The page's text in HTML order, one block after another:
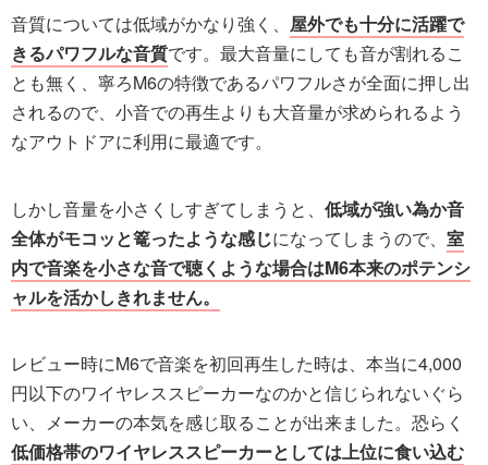
音質については低域がかなり強く、 屋外でも十分に活躍で
きるパワフルな音質です。最大音量にしても音が割れるこ
とも無く、寧ろM6の特徴であるパワフルさが全面に押し出
されるので、小音での再生よりも大音量が求められるよう
なアウトドアに利用に最適です。
しかし音量を小さくしすぎてしまうと、 低域が強い為か音
全体がモコッと篭ったような感じになってしまうので、 室
内で音楽を小さな音で聴くような場合はM6本来のポテンシ
ャルを活かしきれません。
レビュー時にM6で音楽を初回再生した時は、本当に4,000
円以下のワイヤレススピーカーなのかと信じられないぐら
い、メーカーの本気を感じ取ることが出来ました。恐らく
低価格帯のワイヤレススピーカーとしては上位に食い込む